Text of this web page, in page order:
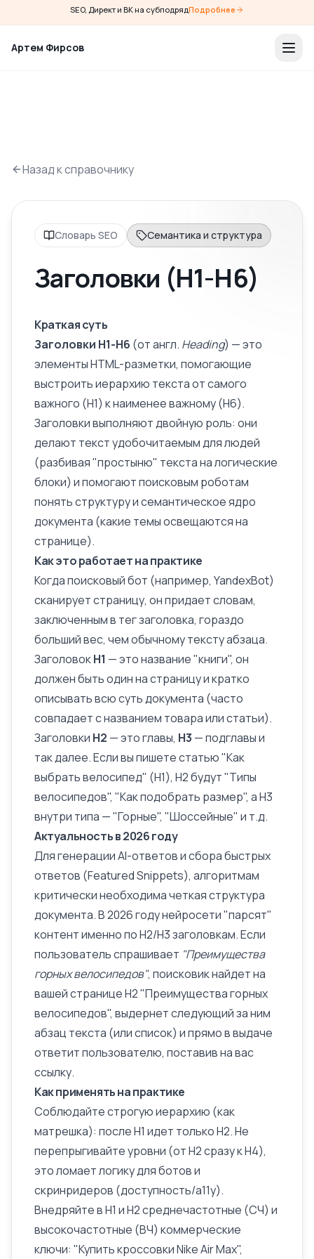
SEO, Директ и ВК на субподрядПодробнее
Артем Фирсов
Назад к справочнику
Словарь SEO Семантика и структура
Заголовки (H1-H6)
Краткая суть
Заголовки H1-H6 (от англ. Heading) — это
элементы HTML-разметки, помогающие
выстроить иерархию текста от самого
важного (H1) к наименее важному (H6).
Заголовки выполняют двойную роль: они
делают текст удобочитаемым для людей
(разбивая "простыню" текста на логические
блоки) и помогают поисковым роботам
понять структуру исемантическое ядро
документа (какие темы освещаются на
странице).
Как это работает на практике
Когда поисковый бот (например, YandexBot)
сканирует страницу, он придает словам,
заключенным в тег заголовка, гораздо
больший вес, чем обычному тексту абзаца.
ЗаголовокH1 — это название "книги", он
должен быть один на страницу и кратко
описывать всю суть документа (часто
совпадает с названием товара или статьи).
Заголовки H2 — это главы, H3 — подглавы и
так далее. Если вы пишете статью "Как
выбрать велосипед" (H1), H2 будут "Типы
велосипедов", "Как подобрать размер", а H3
внутри типа — "Горные", "Шоссейные" и т.д.
Актуальность в 2026 году
Для генерации AI-ответов и сбора быстрых
ответов (Featured Snippets), алгоритмам
критически необходима четкая структура
документа. В 2026 году нейросети "парсят"
контент именно по H2/H3 заголовкам. Если
пользователь спрашивает "Преимущества
горных велосипедов", поисковик найдет на
вашей странице H2 "Преимущества горных
велосипедов", выдернет следующий за ним
абзац текста (или список) и прямо в выдаче
ответит пользователю, поставив на вас
ссылку.
Как применять на практике
Соблюдайте строгую иерархию (как
матрешка): после H1 идет только H2. Не
перепрыгивайте уровни (от H2 сразу к H4),
это ломает логику для ботов и
скринридеров (доступность/a11y).
Внедряйте в H1 и H2 среднечастотные (СЧ) и
высокочастотные (ВЧ) коммерческие
ключи: "Купить кроссовки Nike Air Max",